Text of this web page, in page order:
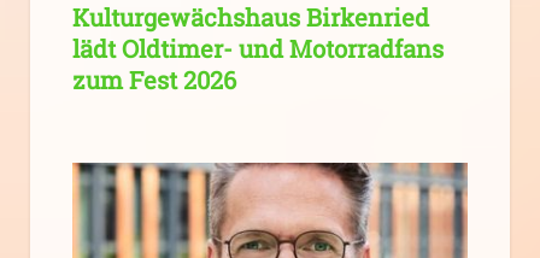
Kulturgewächshaus Birkenried
lädt Oldtimer- und Motorradfans
zum Fest 2026